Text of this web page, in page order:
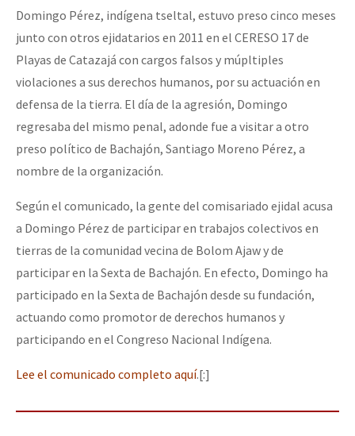
Audio
Fotorreportaje
Video
Otras secciones
Semillero Guerra contra la Humanidad. (Las poblaciones y
la naturaleza bajo asedio)
Medios Libres
COVID-19
Eventos
Contacto
[25 abr – CDMX] Tokín por el CNI: 30 años de Resistencia y
Domingo Pérez, indígena tseltal, estuvo preso cinco meses
junto con otros ejidatarios en 2011 en el CERESO 17 de
Playas de Catazajá con cargos falsos y múpltiples
violaciones a sus derechos humanos, por su actuación en
defensa de la tierra. El día de la agresión, Domingo
regresaba del mismo penal, adonde fue a visitar a otro
preso político de Bachajón, Santiago Moreno Pérez, a
nombre de la organización.
Según el comunicado, la gente del comisariado ejidal acusa
a Domingo Pérez de participar en trabajos colectivos en
tierras de la comunidad vecina de Bolom Ajaw y de
participar en la Sexta de Bachajón. En efecto, Domingo ha
participado en la Sexta de Bachajón desde su fundación,
actuando como promotor de derechos humanos y
participando en el Congreso Nacional Indígena.
Lee el comunicado completo aquí.[:]